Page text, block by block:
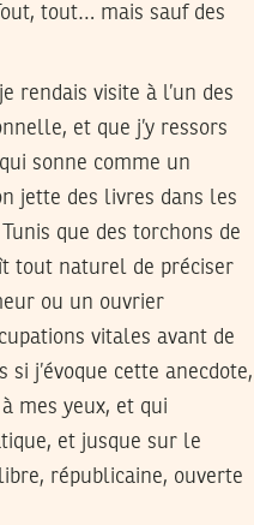
tout… mais sauf des
rendais visite à l’un des
et que j’y ressors
sonne comme un
jette des livres dans les
que des torchons de
tout naturel de préciser
ou un ouvrier
vitales avant de
j’évoque cette anecdote,
mes yeux, et qui
et jusque sur le
républicaine, ouverte